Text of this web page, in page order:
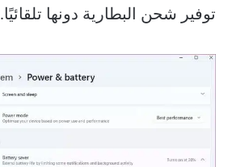
توفير شحن البطارية دونها تلقائيًا.